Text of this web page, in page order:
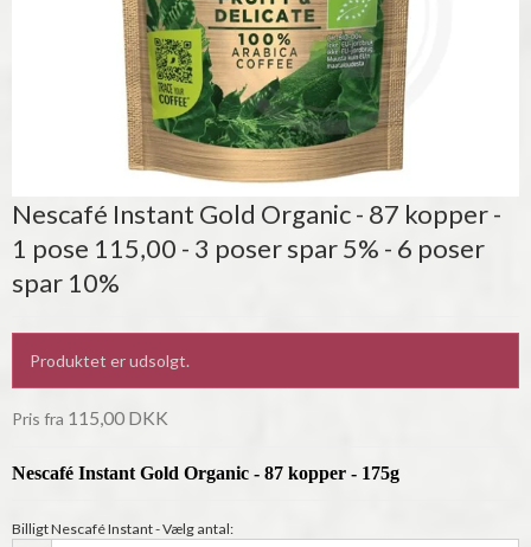
Nescafé Instant Gold Organic - 87 kopper -
1 pose 115,00 - 3 poser spar 5% - 6 poser
spar 10%
Produktet er udsolgt.
Pris fra 115,00 DKK
Nescafé Instant Gold Organic - 87 kopper - 175g
Billigt Nescafé Instant - Vælg antal: